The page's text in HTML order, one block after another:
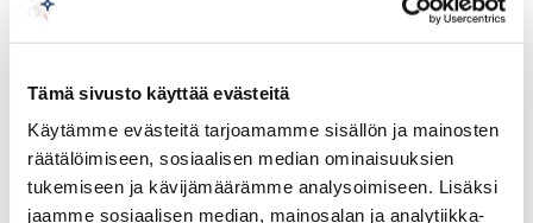
Tämä sivusto käyttää evästeitä
Käytämme evästeitä tarjoamamme sisällön ja mainosten
räätälöimiseen, sosiaalisen median ominaisuuksien
tukemiseen ja kävijämäärämme analysoimiseen. Lisäksi
jaamme sosiaalisen median, mainosalan ja analytiikka-
infektionerna. Vaccinationerna måste genomföras
snabbare än viruset hinner sprida sig. En krävande men
så effektivt att Finland har uppnått en flockimmunitet
före midsommar. Lyckas vi med det kan vi ge ett gott
vitsord åt pandemihanteringen i sin helhet.